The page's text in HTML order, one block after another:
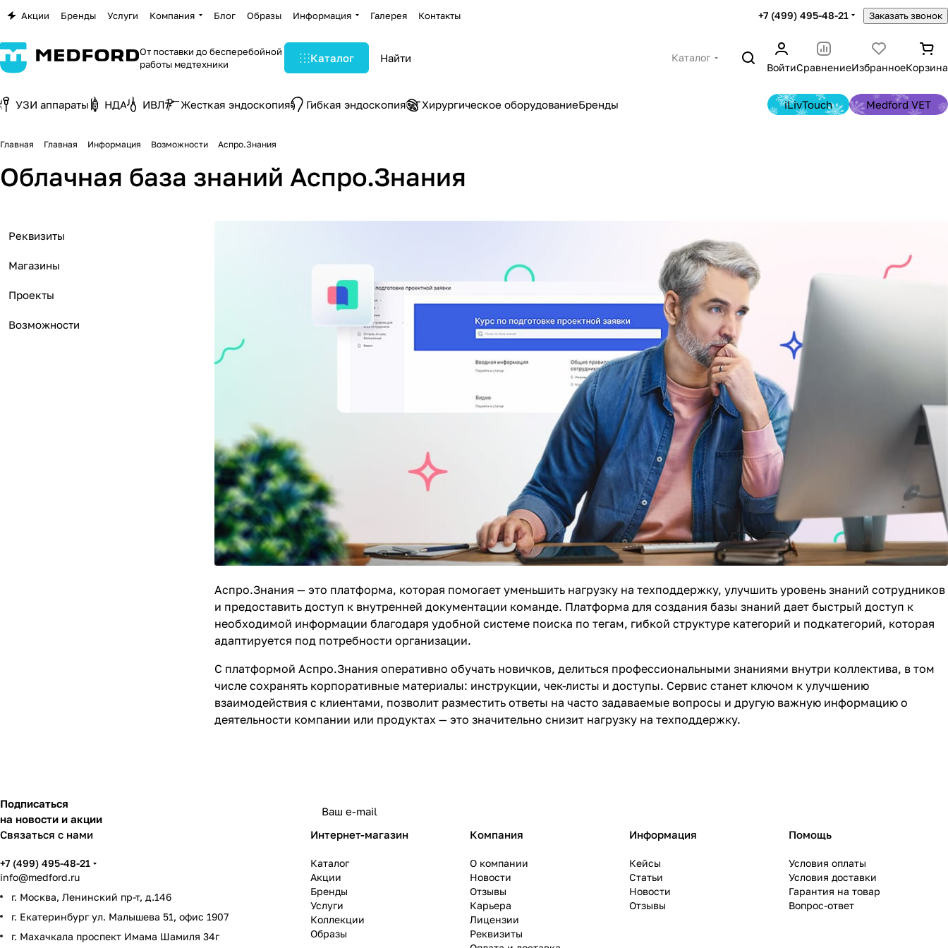
Акции Бренды Услуги Компания Блог Образы Информация Галерея Контакты +7 (499) 495-48-21 Заказать звонок
От поставки до бесперебойной
работы медтехники
Каталог
Каталог
ВойтиСравнениеИзбранноеКорзина
УЗИ аппараты НДА ИВЛ Жесткая эндоскопия Гибкая эндоскопия Хирургическое оборудованиеБренды iLivTouch Medford VET
Главная Главная Информация Возможности Аспро.Знания
Облачная база знаний Аспро.Знания
Аспро.Знания — это платформа, которая помогает уменьшить нагрузку на техподдержку, улучшить уровень знаний сотрудников
и предоставить доступ к внутренней документации команде. Платформа для создания базы знаний дает быстрый доступ к
необходимой информации благодаря удобной системе поиска по тегам, гибкой структуре категорий и подкатегорий, которая
адаптируется под потребности организации.
С платформой Аспро.Знания оперативно обучать новичков, делиться профессиональными знаниями внутри коллектива, в том
числе сохранять корпоративные материалы: инструкции, чек-листы и доступы. Сервис станет ключом к улучшению
взаимодействия с клиентами, позволит разместить ответы на часто задаваемые вопросы и другую важную информацию о
деятельности компании или продуктах — это значительно снизит нагрузку на техподдержку.
Реквизиты
Магазины
Проекты
Возможности
Подписаться
на новости и акции
Связаться с нами
+7 (499) 495-48-21
info@medford.ru
г. Москва, Ленинский пр-т, д.146
г. Екатеринбург ул. Малышева 51, офис 1907
г. Махачкала проспект Имама Шамиля 34г
Интернет-магазин
Каталог
Акции
Бренды
Услуги
Коллекции
Образы
Компания
О компании
Новости
Отзывы
Карьера
Лицензии
Реквизиты
Информация
Кейсы
Статьи
Новости
Отзывы
Помощь
Условия оплаты
Условия доставки
Гарантия на товар
Вопрос-ответ